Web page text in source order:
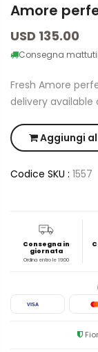
Amore
USD 135.00
Consegna
Fresh Amore
delivery available
Aggiungi
Codice SKU : 1557
Consegna in
giornata
Ordina entro le 19:00
VISA